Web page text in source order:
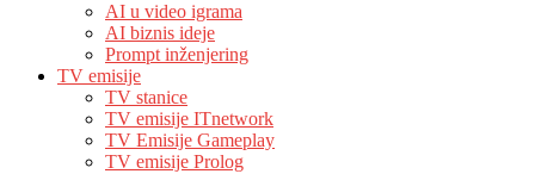
AI u video igrama
AI biznis ideje
Prompt inženjering
TV emisije
TV stanice
TV emisije ITnetwork
TV Emisije Gameplay
TV emisije Prolog